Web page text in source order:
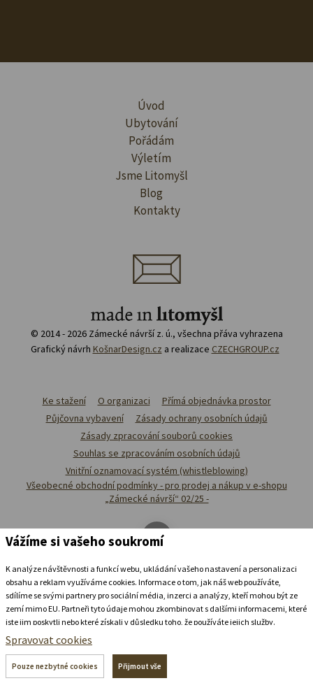
Ubytovat se v
+420 739 337 992
Úvod
Ubytování
Pořádám
Výletím
Jsme Litomyšl
Blog
Kontakty
© 2014 - 2026 Zámecké návrší z. ú., všechna přáva vyhrazena
Grafický návrh KošnarDesign.cz a realizace CZECHGROUP.cz
Ke stažení O organizaci
Přímá objednávka prostor
Půjčovna vybavení
Zásady ochrany osobních údajů
Zásady zpracování souborů cookies
Souhlas se zpracováním osobních údajů
Vnitřní oznamovací systém (whistleblowing)
Všeobecné obchodní podmínky - pro prodej a nákup v e-shopu
„Zámecké návrší“ 02/25 -
Vážíme si vašeho soukromí
K analýze návštěvnosti a funkcí webu, ukládání vašeho nastavení a personalizaci
obsahu a reklam využíváme cookies. Informace o tom, jak náš web používáte,
sdílíme se svými partnery pro sociální média, inzerci a analýzy, kteří mohou být ze
zemí mimo EU. Partneři tyto údaje mohou zkombinovat s dalšími informacemi, které
jste jim poskytli nebo které získali v důsledku toho, že používáte jejich služby.
Podrobné informace
Spravovat cookies
Pouze nezbytné cookies Přijmout vše